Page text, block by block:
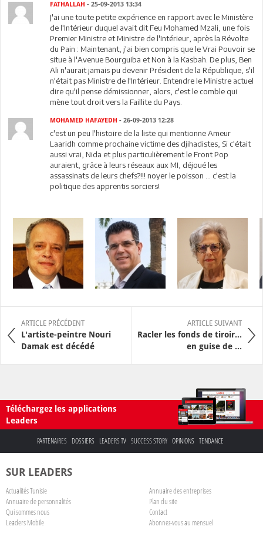
FATHALLAH - 25-09-2013 13:34
J'ai une toute petite expérience en rapport avec le Ministère
de l'Intérieur duquel avait dit Feu Mohamed Mzali, une fois
Premier Ministre et Ministre de l'Intérieur, après la Révolte
du Pain : Maintenant, j'ai bien compris que le Vrai Pouvoir se
situe à l'Avenue Bourguiba et Non à la Kasbah. De plus, Ben
Ali n'aurait jamais pu devenir Président de la République, s'il
n'était pas Ministre de l'Intérieur. Entendre le Ministre actuel
dire qu'il pense démissionner, alors, c'est le comble qui
mène tout droit vers la Faillite du Pays.
MOHAMED HAFAYEDH - 26-09-2013 12:28
c'est un peu l'histoire de la liste qui mentionne Ameur
Laaridh comme prochaine victime des djihadistes, Si c'était
aussi vrai, Nida et plus particulièrement le Front Pop
auraient, grâce à leurs réseaux aux MI, déjoué les
assassinats de leurs chefs?!!! noyer le poisson ... c'est la
politique des apprentis sorciers!
ARTICLE PRÉCÉDENT
L'artiste-peintre Nouri
Damak est décédé
ARTICLE SUIVANT
Racler les fonds de tiroir…
en guise de ...
Téléchargez les applications
Leaders
PARTENAIRES DOSSIERS LEADERS TV SUCCESS STORY OPINIONS TENDANCE
SUR LEADERS
Actualités Tunisie
Annuaire des entreprises
Annuaire de personnalités
Plan du site
Qui sommes nous
Contact
Leaders Mobile
Abonnez-vous au mensuel